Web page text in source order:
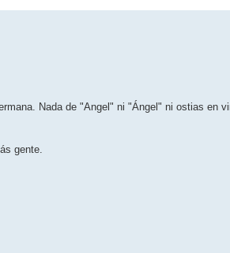
Nada de "Angel" ni "Ángel" ni ostias en
gente.